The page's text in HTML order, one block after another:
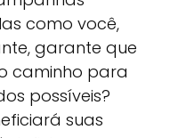
como você,
garante que
caminho para
possíveis?
suas